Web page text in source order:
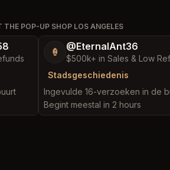
THE POP-UP SHOP LOS ANGELES
🍦 @EternalAnt36
$500k+ in Sales & Low
Stadsgeschiedenis
Ingevulde 16-verzoeken in de
Begint meestal in 2 hours